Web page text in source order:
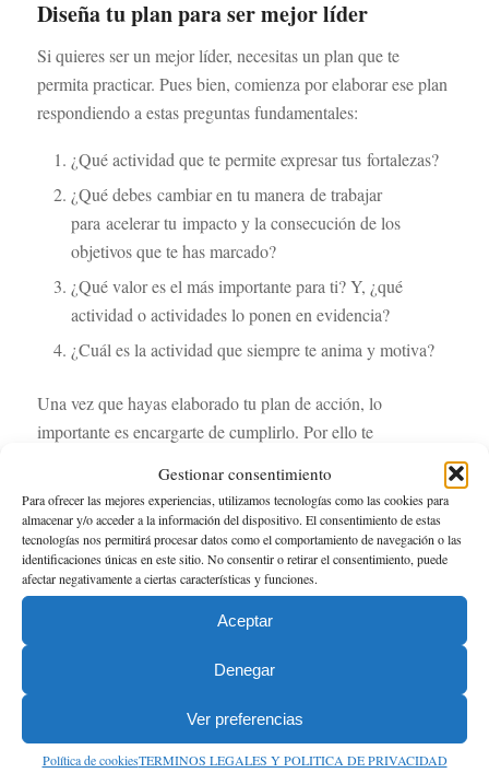
Gestionar consentimiento
Para ofrecer las mejores experiencias, utilizamos tecnologías como las cookies para
almacenar y/o acceder a la información del dispositivo. El consentimiento de estas
tecnologías nos permitirá procesar datos como el comportamiento de navegación o las
identificaciones únicas en este sitio. No consentir o retirar el consentimiento, puede
afectar negativamente a ciertas características y funciones.
Aceptar
Denegar
Ver preferencias
Política de cookiesTERMINOS LEGALES Y POLITICA DE PRIVACIDAD
Diseña tu plan para ser mejor líder
Si quieres ser un mejor líder, necesitas un plan que te
permita practicar. Pues bien, comienza por elaborar ese plan
respondiendo a estas preguntas fundamentales:
¿Qué actividad que te permite expresar tus fortalezas?
¿Qué debes cambiar en tu manera de trabajar
para acelerar tu impacto y la consecución de los
objetivos que te has marcado?
¿Qué valor es el más importante para ti? Y, ¿qué
actividad o actividades lo ponen en evidencia?
¿Cuál es la actividad que siempre te anima y motiva?
Una vez que hayas elaborado tu plan de acción, lo
importante es encargarte de cumplirlo. Por ello te
medidas que vas a tomar e implementar en tu día a día
laboral a amigos, familiares, colaboradores, esto te ayudará
a fortalecer el compromiso contigo mismo y además los que
te rodean te podrán aconsejar o hacer críticas constructivas
que te ayuden.
En tu mesa o despacho, procura tener notas a modo de
recordatorio, es otra forma de no olvidarte.
Incluso es buena idea llevar un control diario de tu práctica,
las acciones que has llevado a cabo cada día para ser un
mejor líder y una valoración personal.